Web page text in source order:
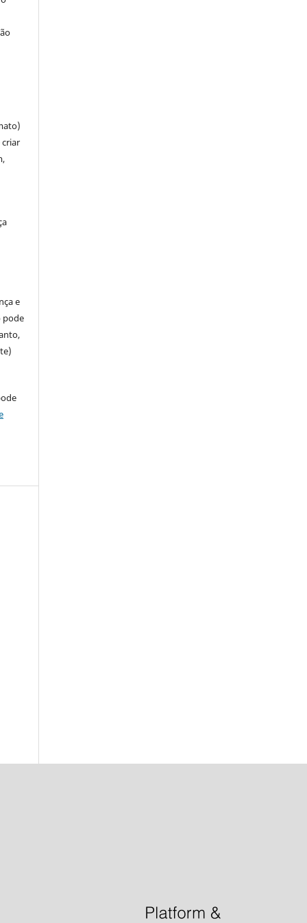
e
pode